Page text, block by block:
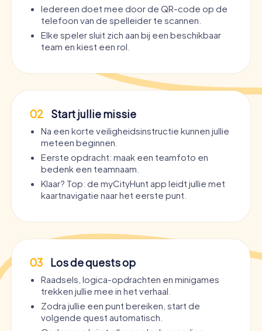
Iedereen doet mee door de QR-code op de
telefoon van de spelleider te scannen.
Elke speler sluit zich aan bij een beschikbaar
team en kiest een rol.
02 Start jullie missie
Na een korte veiligheidsinstructie kunnen jullie
meteen beginnen.
Eerste opdracht: maak een teamfoto en
bedenk een teamnaam.
Klaar? Top: de myCityHunt app leidt jullie met
kaartnavigatie naar het eerste punt.
03 Los de quests op
Raadsels, logica-opdrachten en minigames
trekken jullie mee in het verhaal.
Zodra jullie een punt bereiken, start de
volgende quest automatisch.